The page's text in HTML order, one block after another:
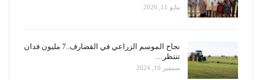
مايو 11, 2026
نجاح الموسم الزراعي في القضارف..7 مليون فدان
تنتظر…
سبتمبر 10, 2024